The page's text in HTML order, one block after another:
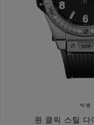
빅뱅
원 클릭 스틸 다